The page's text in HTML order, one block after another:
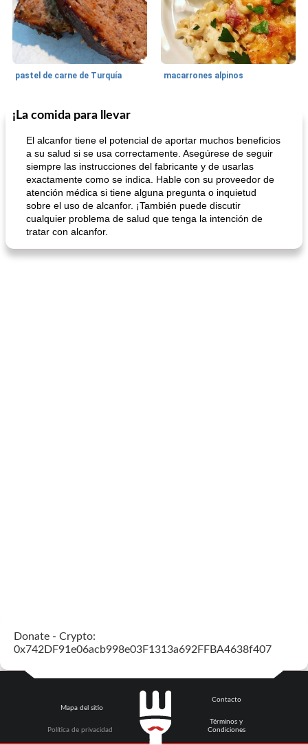
pastel de carne de Turquía macarrones alpinos
215min
Cocina del mundo
mochi fácil Salsa de salchicha picante
¡La comida para llevar
El alcanfor tiene el potencial de aportar muchos beneficios
a su salud si se usa correctamente. Asegúrese de seguir
siempre las instrucciones del fabricante y de usarlas
exactamente como se indica. Hable con su proveedor de
atención médica si tiene alguna pregunta o inquietud
sobre el uso de alcanfor. ¡También puede discutir
cualquier problema de salud que tenga la intención de
tratar con alcanfor.
Donate - Crypto:
0x742DF91e06acb998e03F1313a692FFBA4638f407
Mapa del sitio
Política de privacidad
Contacto
Términos y
Condiciones